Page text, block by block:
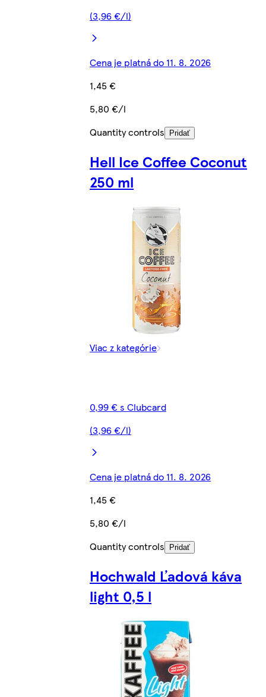
(3,96 €/l)
Cena je platná do 11. 8. 2026
1,45 €
5,80 €/l
Quantity controls
Pridať
Hell Ice Coffee Coconut
250 ml
Viac z kategórie
0,99 € s Clubcard
(3,96 €/l)
Cena je platná do 11. 8. 2026
1,45 €
5,80 €/l
Quantity controls Pridať
Hochwald Ľadová káva
light 0,5 l